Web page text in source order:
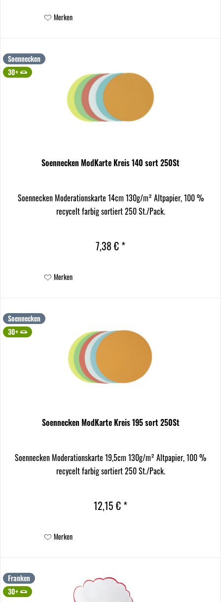
Merken
Soennecken
30+
Soennecken ModKarte Kreis 140 sort 250St
Soennecken Moderationskarte 14cm 130g/m² Altpapier, 100 %
recycelt farbig sortiert 250 St./Pack.
7,38 € *
Merken
Soennecken
30+
Soennecken ModKarte Kreis 195 sort 250St
Soennecken Moderationskarte 19,5cm 130g/m² Altpapier, 100 %
recycelt farbig sortiert 250 St./Pack.
12,15 € *
Merken
Franken
30+